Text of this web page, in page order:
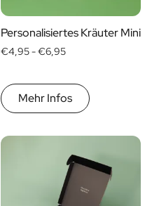
Personalisiertes Kräuter Mini
€4,95 -€6,95
Mehr Infos